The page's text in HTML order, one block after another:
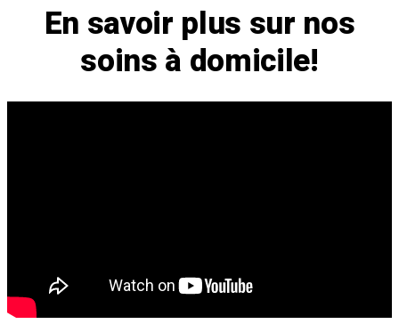
En savoir plus sur nos
soins à domicile!